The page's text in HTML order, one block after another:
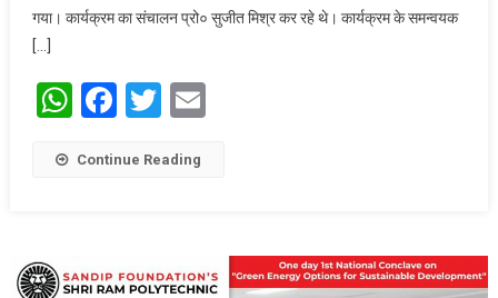
20 Presidency
गया। कार्यक्रम का संचालन प्रो० सुजीत मिश्र कर रहे थे। कार्यक्रम के समन्वयक
[…]
WhatsApp
Facebook
Twitter
Email
Continue Reading